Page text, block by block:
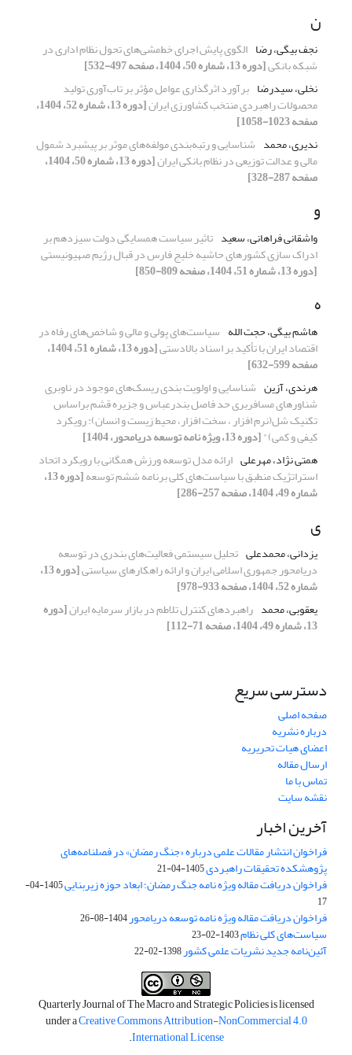
ن
نجف بیگی، رضا الگوی پایش اجرای خط‌مشی‌های تحول نظام اداری در
شبکه بانکی[دوره 13، شماره 50، 1404، صفحه 497-532]
نخلی، سیدرضا برآورد اثرگذاری عوامل مؤثر بر تاب‌آوری تولید
محصولات راهبردی منتخب کشاورزی ایران [دوره 13، شماره 52، 1404،
صفحه 1023-1058]
ندیری، محمد شناسایی و رتبه‌بندی مولفه‌های موثر بر پیشبرد شمول
مالی و عدالت توزیعی در نظام بانکی ایران [دوره 13، شماره 50، 1404،
صفحه 287-328]
و
واشقانی فراهانی، سعید تاثیر سیاست همسایگی دولت سیزدهم بر
ادراک سازی کشورهای حاشیه خلیج فارس در قبال رژیم صهیونیستی
[دوره 13، شماره 51، 1404، صفحه 809-850]
ه
هاشم بیگی، حجت الله سیاست‌های پولی و مالی و شاخص‌های رفاه در
اقتصاد ایران با تأکید بر اسناد بالادستی [دوره 13، شماره 51، 1404،
صفحه 599-632]
هرندی، آزین شناسایی و اولویت بندی ریسک‌های موجود در ناوبری
شناورهای مسافربری حد فاصل بندرعباس و جزیره قشم براساس
تکنیک شل(نرم افزار ، سخت افزار، محیط زیست و انسان): رویکرد
کیفی و کمی)"[دوره 13، ویژه نامه توسعه دریامحور، 1404]
همتی نژاد، مهرعلی ارائه مدل توسعه ورزش همگانی با رویکرد اتحاد
استراتژیک منطبق با سیاست‌های کلی برنامه ششم توسعه [دوره 13،
شماره 49، 1404، صفحه 257-286]
ی
یزدانی، محمدعلی تحلیل سیستمی‌ فعالیت‌های‌ بندری در توسعه
دریامحور جمهوری اسلامی ایران و ارائه راهکارهای سیاستی [دوره 13،
شماره 52، 1404، صفحه 933-978]
یعقوبی، محمد راهبردهای کنترل تلاطم در بازار سرمایه ایران[دوره
13، شماره 49، 1404، صفحه 71-112]
دسترسی سریع
صفحه اصلی
درباره نشریه
اعضای هیات تحریریه
ارسال مقاله
تماس با ما
نقشه سایت
آخرین اخبار
فراخوان انتشار مقالات علمی درباره «جنگ رمضان» در فصلنامه‌های
پژوهشکده تحقیقات راهبردی1405-04-21
فراخوان دریافت مقاله ویژه نامه جنگ رمضان؛ ابعاد حوزه زیربنایی
1405-04-
17
فراخوان دریافت مقاله ویژه نامه توسعه دریامحور1404-08-26
سیاست‌های کلی نظام1403-02-23
آئین‌نامه جدید نشریات علمی کشور1398-02-22
Quarterly Journal of The Macro and Strategic Policies is licensed
under aCreative Commons Attribution-NonCommercial 4.0
International License
.